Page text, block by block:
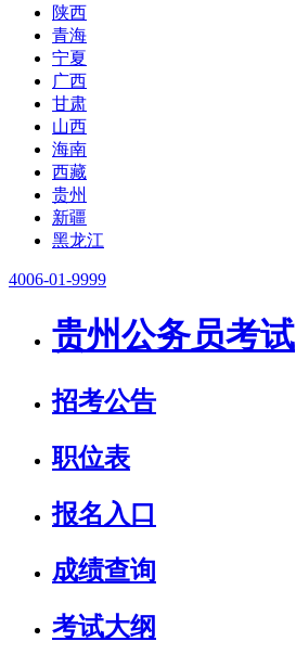
陕西
青海
宁夏
广西
甘肃
山西
海南
西藏
贵州
新疆
黑龙江
4006-01-9999
贵州公务员考试
招考公告
职位表
报名入口
成绩查询
考试大纲